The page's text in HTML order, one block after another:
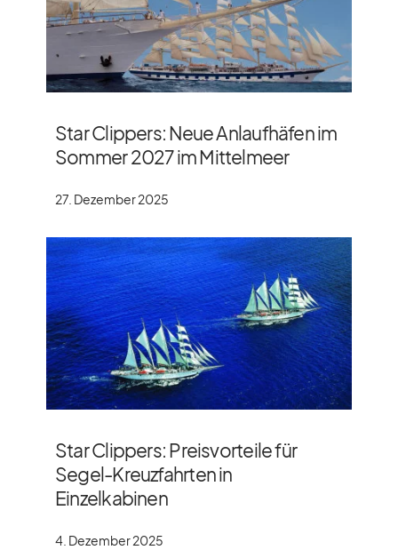
Star Clippers: Neue Anlaufhäfen im
Sommer 2027 im Mittelmeer
27. Dezember 2025
Star Clippers: Preisvorteile für
Segel-Kreuzfahrten in
Einzelkabinen
4. Dezember 2025